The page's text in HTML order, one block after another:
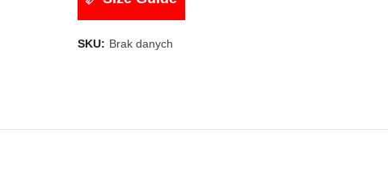
SKU: Brak danych